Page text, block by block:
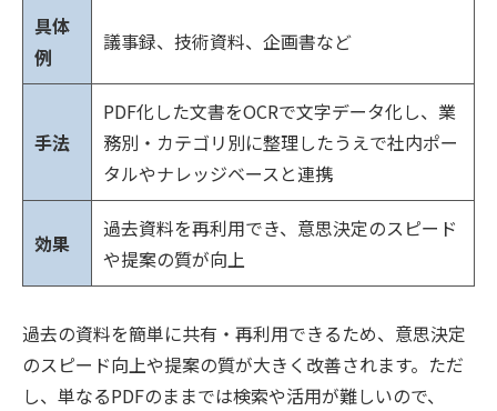
具体
例
議事録、技術資料、企画書など
手法
PDF化した文書をOCRで文字データ化し、業
務別・カテゴリ別に整理したうえで社内ポー
タルやナレッジベースと連携
効果
過去資料を再利用でき、意思決定のスピード
や提案の質が向上
過去の資料を簡単に共有・再利用できるため、意思決定
のスピード向上や提案の質が大きく改善されます。ただ
し、単なるPDFのままでは検索や活用が難しいので、